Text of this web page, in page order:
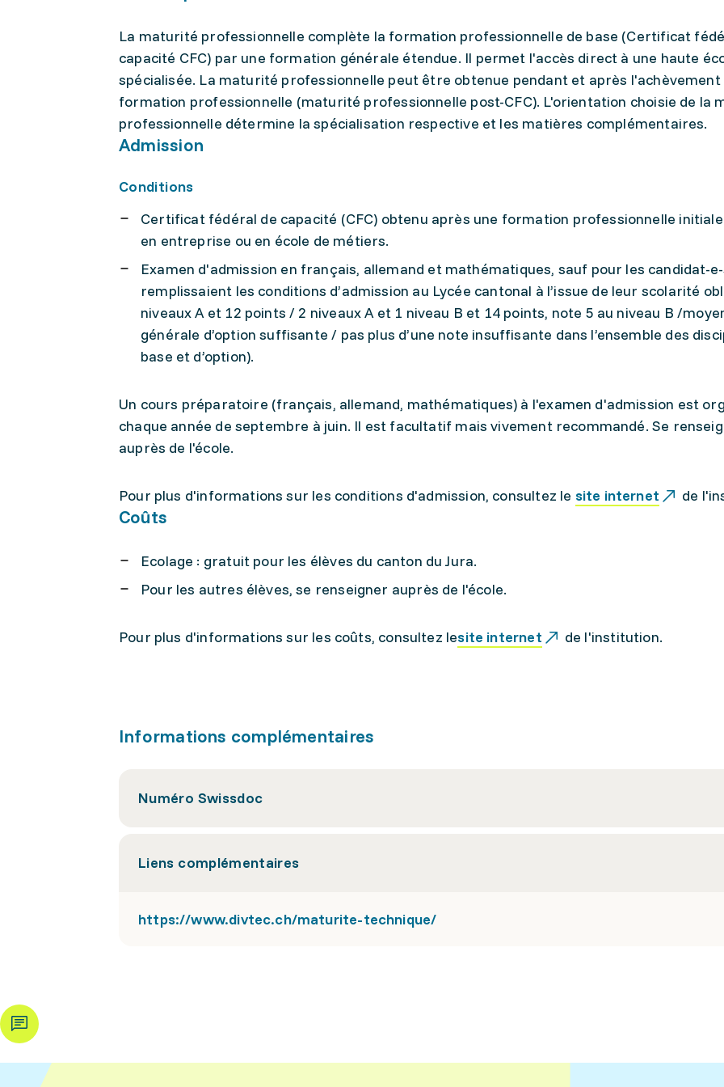
La maturité professionnelle complète la formation professionnelle de base (Certificat
capacité CFC) par une formation générale étendue. Il permet l'accès direct à une haute
spécialisée. La maturité professionnelle peut être obtenue pendant et après l'achèvement
formation professionnelle (maturité professionnelle post-CFC). L'orientation choisie de la
professionnelle détermine la spécialisation respective et les matières complémentaires.
Admission
Conditions
Certificat fédéral de capacité (CFC) obtenu après une formation professionnelle
en entreprise ou en école de métiers.
Examen d'admission en français, allemand et mathématiques, sauf pour les candidat-
remplissaient les conditions d’admission au Lycée cantonal à l’issue de leur scolarité
niveaux A et 12 points / 2 niveaux A et 1 niveau B et 14 points, note 5 au niveau B /
générale d’option suffisante / pas plus d’une note insuffisante dans l’ensemble des
base et d’option).
Un cours préparatoire (français, allemand, mathématiques) à l'examen d'admission est
chaque année de septembre à juin. Il est facultatif mais vivement recommandé. Se
auprès de l'école.
Pour plus d'informations sur les conditions d'admission, consultez le site internet de
Coûts
Ecolage : gratuit pour les élèves du canton du Jura.
Pour les autres élèves, se renseigner auprès de l'école.
Pour plus d'informations sur les coûts, consultez lesite internet de l'institution.
Informations complémentaires
Numéro Swissdoc
Liens complémentaires
https://www.divtec.ch/maturite-technique/